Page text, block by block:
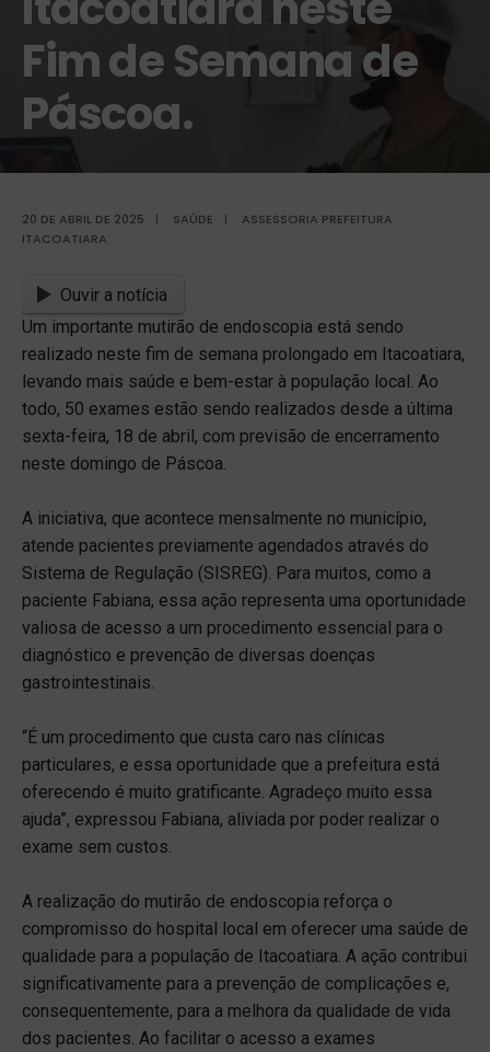
Fim de Semana de
Páscoa.
20 DE ABRIL DE 2025 | SAÚDE |
ASSESSORIA PREFEITURA
ITACOATIARA
Ouvir a notícia
Um importante mutirão de endoscopia está sendo
realizado neste fim de semana prolongado em Itacoatiara,
levando mais saúde e bem-estar à população local. Ao
todo, 50 exames estão sendo realizados desde a última
sexta-feira, 18 de abril, com previsão de encerramento
neste domingo de Páscoa.
A iniciativa, que acontece mensalmente no município,
atende pacientes previamente agendados através do
Sistema de Regulação (SISREG). Para muitos, como a
paciente Fabiana, essa ação representa uma oportunidade
valiosa de acesso a um procedimento essencial para o
diagnóstico e prevenção de diversas doenças
gastrointestinais.
“É um procedimento que custa caro nas clínicas
particulares, e essa oportunidade que a prefeitura está
oferecendo é muito gratificante. Agradeço muito essa
ajuda”, expressou Fabiana, aliviada por poder realizar o
exame sem custos.
A realização do mutirão de endoscopia reforça o
compromisso do hospital local em oferecer uma saúde de
qualidade para a população de Itacoatiara. A ação contribui
significativamente para a prevenção de complicações e,
consequentemente, para a melhora da qualidade de vida
dos pacientes. Ao facilitar o acesso a exames